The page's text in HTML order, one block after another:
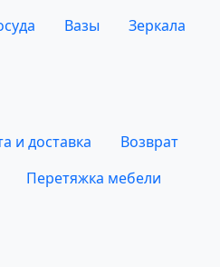
Вазы
Зеркала
и доставка
Возврат
Перетяжка мебели